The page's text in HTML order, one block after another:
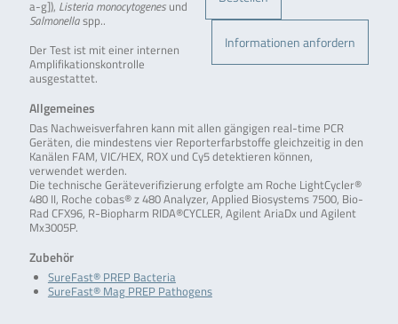
Informationen anfordern
a-g]), Listeria monocytogenesund
Salmonellaspp..
Der Test ist mit einer internen
Amplifikationskontrolle
ausgestattet.
Allgemeines
Das Nachweisverfahren kann mit allen gängigen real-time PCR
Geräten, die mindestens vier Reporterfarbstoffe gleichzeitig in den
Kanälen FAM, VIC/HEX, ROX und Cy5 detektieren können,
verwendet werden.
Die technische Geräteverifizierung erfolgte am Roche LightCycler®
480 II, Roche cobas® z 480 Analyzer, Applied Biosystems 7500, Bio-
Rad CFX96, R-Biopharm RIDA®CYCLER, Agilent AriaDx und Agilent
Mx3005P.
Zubehör
SureFast® PREP Bacteria
SureFast® Mag PREP Pathogens